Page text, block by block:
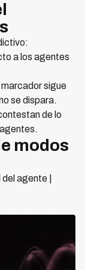
a los agentes
sigue
se dispara.
de lo
modos
agente |